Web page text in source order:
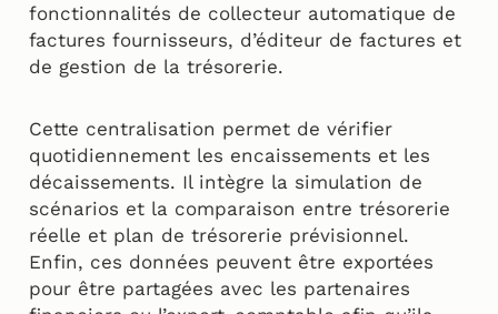
fonctionnalités de collecteur automatique de
factures fournisseurs, d’éditeur de factures et
de gestion de la trésorerie.
Cette centralisation permet de vérifier
quotidiennement les encaissements et les
décaissements. Il intègre la simulation de
scénarios et la comparaison entre trésorerie
réelle et plan de trésorerie prévisionnel.
Enfin, ces données peuvent être exportées
pour être partagées avec les partenaires